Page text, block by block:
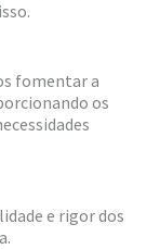
fomentar a
os
e rigor dos